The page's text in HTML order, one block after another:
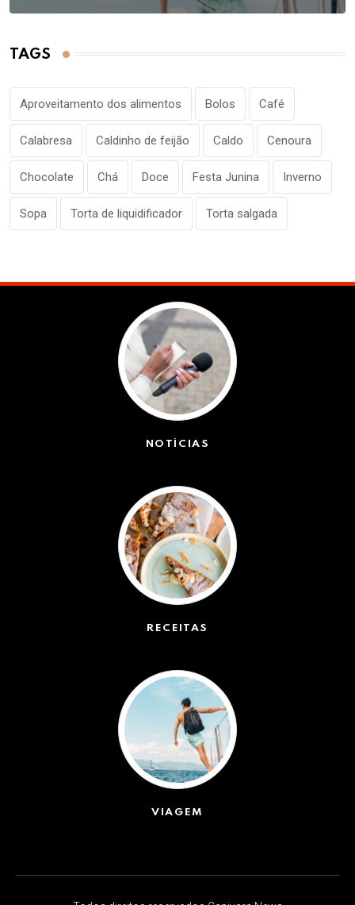
TAGS
Aproveitamento dos alimentos Bolos Café
Calabresa Caldinho de feijão Caldo Cenoura
Chocolate Chá Doce Festa Junina Inverno
Sopa Torta de liquidificador Torta salgada
NOTÍCIAS
RECEITAS
VIAGEM